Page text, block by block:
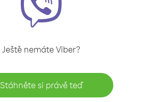
Ještě nemáte Viber?
Stáhněte si právě teď